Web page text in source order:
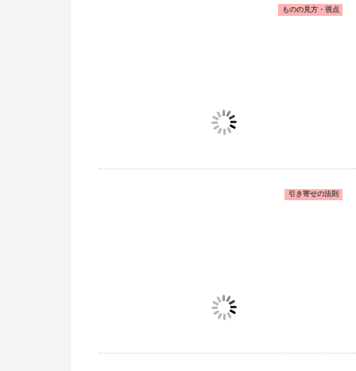
ものの見方・視点
引き寄せの法則